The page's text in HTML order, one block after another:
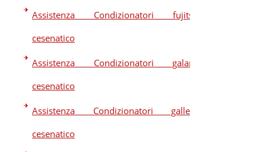
Assistenza Condizionatori fujitsu
cesenatico
Assistenza Condizionatori galanz
cesenatico
Assistenza Condizionatori galletti
cesenatico